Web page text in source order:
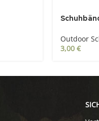
Outdoor
3,00 €